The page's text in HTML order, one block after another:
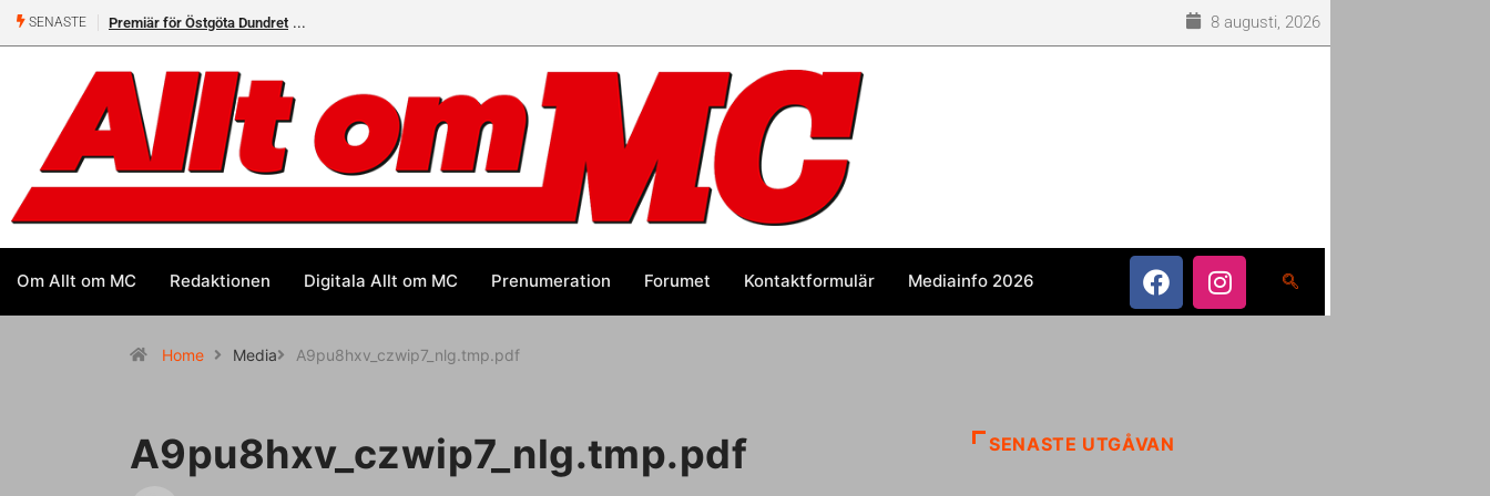
SENASTE Premiär för Östgöta Dundret 8 augusti, 2026
Om Allt om MC Redaktionen Digitala Allt om MC Prenumeration Forumet Kontaktformulär Mediainfo 2026
Home Media A9pu8hxv_czwip7_nlg.tmp.pdf
A9pu8hxv_czwip7_nlg.tmp.pdf SENASTE UTGÅVAN